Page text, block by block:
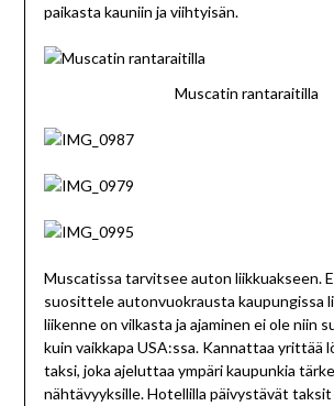
paikasta kauniin ja viihtyisän.
Muscatin rantaraitilla
Muscatissa tarvitsee auton liikkuakseen.
suosittele autonvuokrausta kaupungissa
liikenne on vilkasta ja ajaminen ei ole niin
kuin vaikkapa USA:ssa. Kannattaa yrittää
taksi, joka ajeluttaa ympäri kaupunkia
nähtävyyksille. Hotellilla päivystävät